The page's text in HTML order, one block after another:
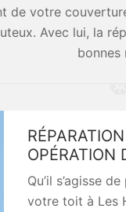
de votre
Avec lui, la
bonnes
OPÉRATION
Qu’il s’agisse
votre toit à Les